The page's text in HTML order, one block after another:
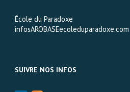
École du Paradoxe
infosAROBASEecoleduparadoxe.com
SUIVRE NOS INFOS